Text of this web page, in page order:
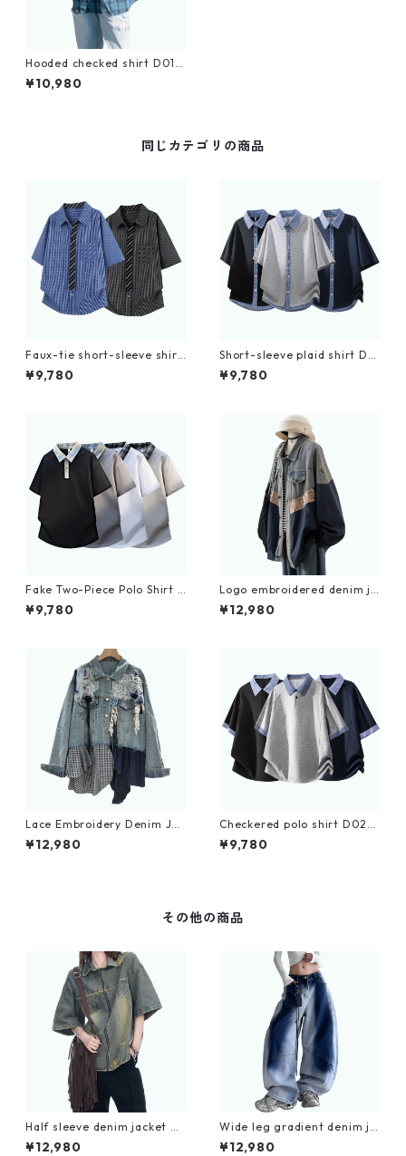
Hooded checked shirt D019
9
¥10,980
同じカテゴリの商品
Faux-tie short-sleeve shirt
D0224
¥9,780
Short-sleeve plaid shirt D0
225
¥9,780
Fake Two-Piece Polo Shirt D
0227
¥9,780
Logo embroidered denim ja
cket D0089
¥12,980
Lace Embroidery Denim Jac
ket D0063
¥12,980
Checkered polo shirt D022
6
¥9,780
その他の商品
Half sleeve denim jacket D
0205
¥12,980
Wide leg gradient denim je
ans D0192
¥12,980